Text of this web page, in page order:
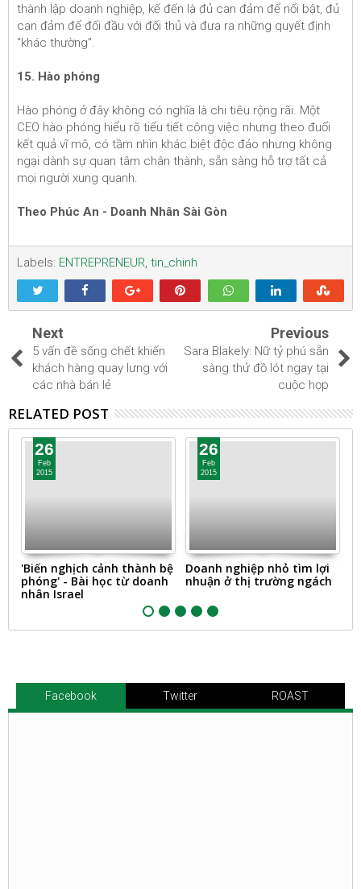
thành lập doanh nghiệp, kế đến là đủ can đảm để nổi bật, đủ
can đảm để đối đầu với đối thủ và đưa ra những quyết định
“khác thường”.
15. Hào phóng
Hào phóng ở đây không có nghĩa là chi tiêu rộng rãi. Một
CEO hào phóng hiểu rõ tiểu tiết công việc nhưng theo đuổi
kết quả vĩ mô, có tầm nhìn khác biệt độc đáo nhưng không
ngại dành sự quan tâm chân thành, sẵn sàng hỗ trợ tất cả
mọi người xung quanh.
Theo Phúc An - Doanh Nhân Sài Gòn
Labels: ENTREPRENEUR tin_chinh
Next
5 vấn đề sống chết khiến
khách hàng quay lưng với
các nhà bán lẻ
Previous
Sara Blakely: Nữ tỷ phú sẵn
sàng thử đồ lót ngay tại
cuộc họp
RELATED POST
26
Feb
2015
'Biến nghịch cảnh thành bệ
phóng' - Bài học từ doanh
nhân Israel
26
Feb
2015
Doanh nghiệp nhỏ tìm lợi
nhuận ở thị trường ngách
Facebook Twitter ROAST